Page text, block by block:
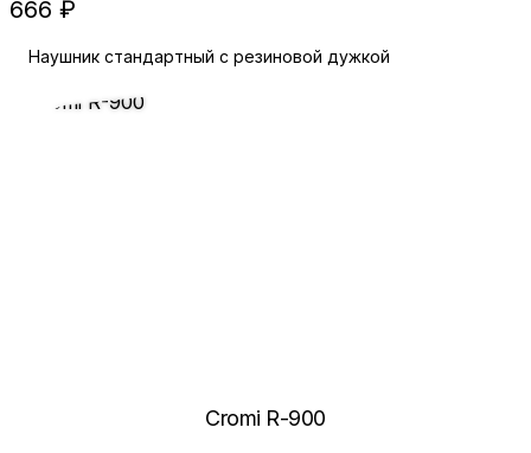
666 ₽
Наушник стандартный с резиновой дужкой
Cromi R-900